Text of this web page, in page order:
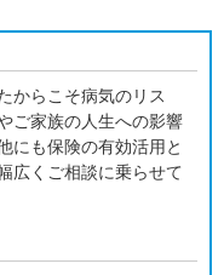
からこそ病気のリス
ご家族の人生への影響
険の有効活用と
広くご相談に乗らせて